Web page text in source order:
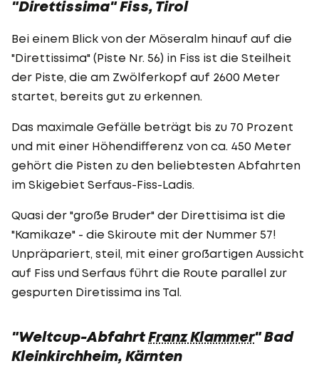
"Direttissima" Fiss, Tirol
Bei einem Blick von der Möseralm hinauf auf die
"Direttissima" (Piste Nr. 56) in Fiss ist die Steilheit
der Piste, die am Zwölferkopf auf 2600 Meter
startet, bereits gut zu erkennen.
Das maximale Gefälle beträgt bis zu 70 Prozent
und mit einer Höhendifferenz von ca. 450 Meter
gehört die Pisten zu den beliebtesten Abfahrten
im Skigebiet Serfaus-Fiss-Ladis.
Quasi der "große Bruder" der Direttisima ist die
"Kamikaze" - die Skiroute mit der Nummer 57!
Unpräpariert, steil, mit einer großartigen Aussicht
auf Fiss und Serfaus führt die Route parallel zur
gespurten Diretissima ins Tal.
"Weltcup-AbfahrtFranz Klammer" Bad
Kleinkirchheim, Kärnten